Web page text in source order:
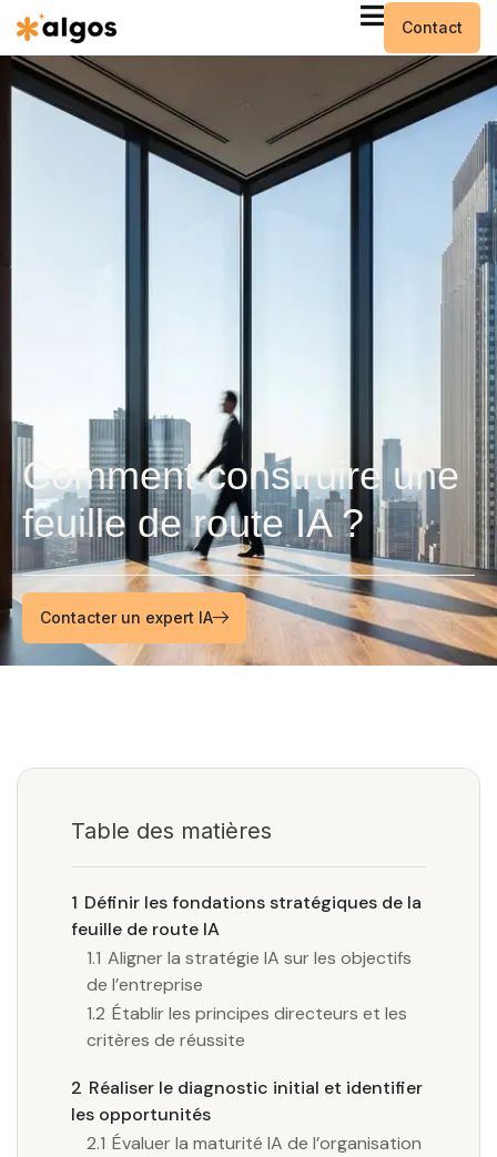
Contact
Comment construire une
feuille de route IA ?
Contacter un expert IA
Table des matières
1 Définir les fondations stratégiques de la
feuille de route IA
1.1 Aligner la stratégie IA sur les objectifs
de l’entreprise
1.2 Établir les principes directeurs et les
critères de réussite
2 Réaliser le diagnostic initial et identifier
les opportunités
2.1 Évaluer la maturité IA de l’organisation